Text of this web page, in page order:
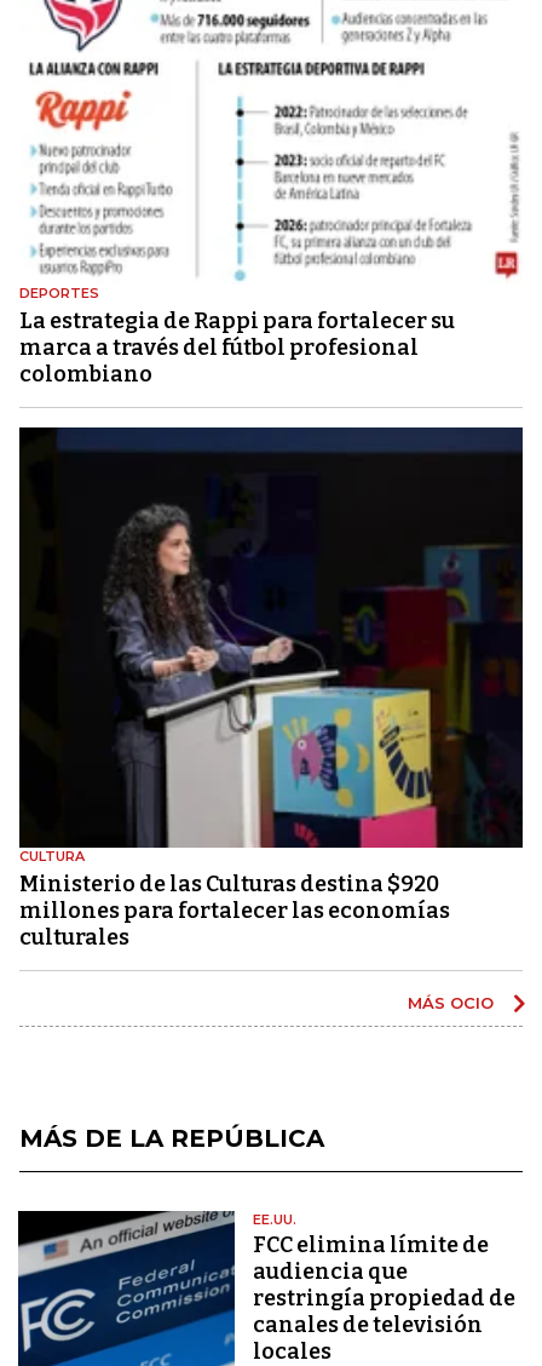
DEPORTES
La estrategia de Rappi para fortalecer su
marca a través del fútbol profesional
colombiano
CULTURA
Ministerio de las Culturas destina $920
millones para fortalecer las economías
culturales
MÁS OCIO
MÁS DE LA REPÚBLICA
EE.UU.
FCC elimina límite de
audiencia que
restringía propiedad de
canales de televisión
locales